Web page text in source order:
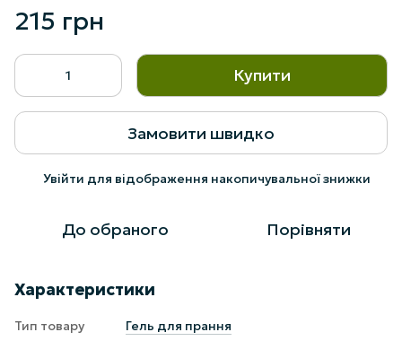
215 грн
Купити
Замовити швидко
Увійти для відображення накопичувальної знижки
До обраного Порівняти
Характеристики
Тип товару
Гель для прання